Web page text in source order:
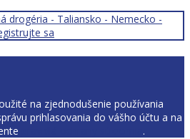
drogéria - Taliansko - Nemecko -
sa
na zjednodušenie používania
prihlasovania do vášho účtu a na
.